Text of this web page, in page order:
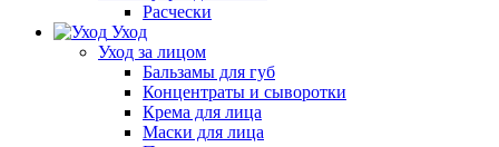
Расчески
Уход
Уход за лицом
Бальзамы для губ
Концентраты и сыворотки
Крема для лица
Маски для лица